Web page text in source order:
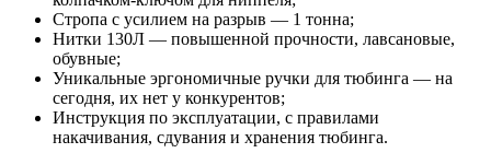
Стропа с усилием на разрыв — 1 тонна;
Нитки 130Л — повышенной прочности, лавсановые,
обувные;
Уникальные эргономичные ручки для тюбинга — на
сегодня, их нет у конкурентов;
Инструкция по эксплуатации, с правилами
накачивания, сдувания и хранения тюбинга.